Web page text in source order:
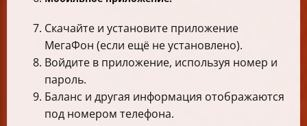
Скачайте и установите приложение
МегаФон (если ещё не установлено).
Войдите в приложение, используя номер и
пароль.
Баланс и другая информация отображаются
под номером телефона.